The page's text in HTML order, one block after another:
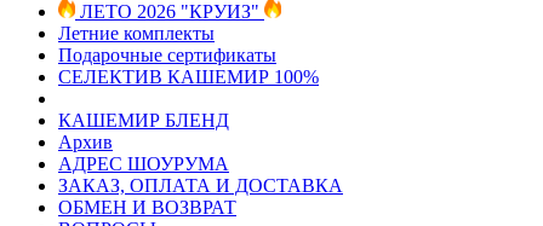
ЛЕТО 2026 "КРУИЗ"
Летние комплекты
Подарочные сертификаты
СЕЛЕКТИВ КАШЕМИР 100%
КАШЕМИР БЛЕНД
Архив
АДРЕС ШОУРУМА
ЗАКАЗ, ОПЛАТА И ДОСТАВКА
ОБМЕН И ВОЗВРАТ